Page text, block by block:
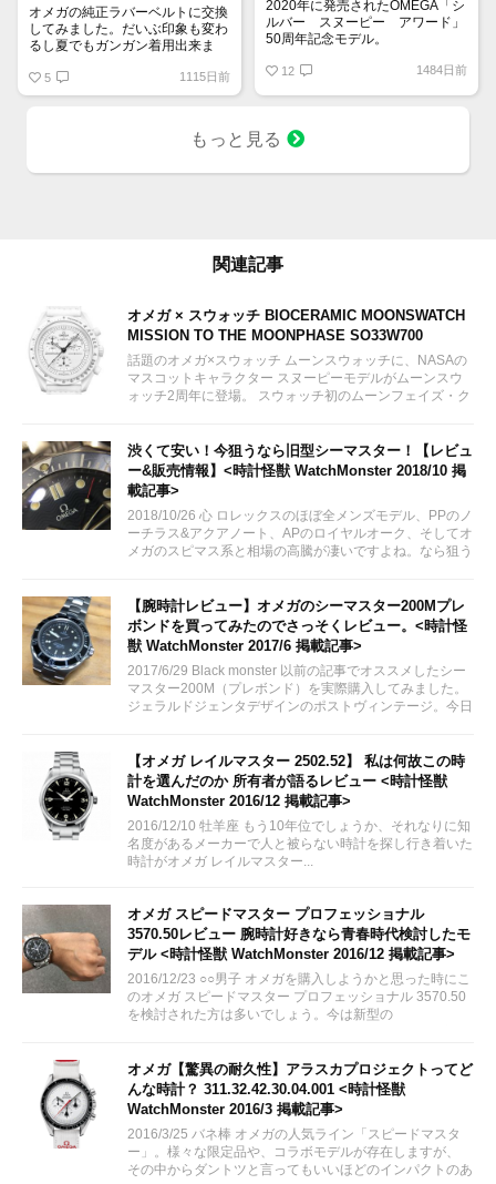
オメガの純正ラバーベルトに交換
してみました。だいぶ印象も変わ
るし夏でもガンガン着用出来ま
5 1115日前
2020年に発売されたOMEGA「シ
ルバー スヌーピー アワード」
50周年記念モデル。
とベゼルやインダイヤルの少し暗
ピーが現れるというユニークなモ
12 1484日前
もっと見る
関連記事
オメガ × スウォッチ BIOCERAMIC MOONSWATCH
MISSION TO THE MOONPHASE SO33W700
話題のオメガ×スウォッチ ムーンスウォッチに、NASAの
マスコットキャラクター スヌーピーモデルがムーンスウ
ォッチ2周年に登場。 スウォッチ初のムーンフェイズ・ク
ではありません。...
渋くて安い！今狙うなら旧型シーマスター！【レビュ
ー&販売情報】<時計怪獣 WatchMonster 2018/10 掲
載記事>
2018/10/26 心 ロレックスのほぼ全メンズモデル、PPのノ
ーチラス&アクアノート、APのロイヤルオーク、そしてオ
メガのスピマス系と相場の高騰が凄いですよね。なら狙う
【腕時計レビュー】オメガのシーマスター200Mプレ
ボンドを買ってみたのでさっそくレビュー。<時計怪
獣 WatchMonster 2017/6 掲載記事>
2017/6/29 Black monster 以前の記事でオススメしたシー
マスター200M（プレボンド）を実際購入してみました。
ジェラルドジェンタデザインのポストヴィンテージ。今日
【オメガ レイルマスター 2502.52】 私は何故この時
計を選んだのか 所有者が語るレビュー <時計怪獣
WatchMonster 2016/12 掲載記事>
2016/12/10 牡羊座 もう10年位でしょうか、それなりに知
名度があるメーカーで人と被らない時計を探し行き着いた
時計がオメガ レイルマスター...
オメガ スピードマスター プロフェッショナル
3570.50レビュー 腕時計好きなら青春時代検討したモ
デル <時計怪獣 WatchMonster 2016/12 掲載記事>
2016/12/23 ○○男子 オメガを購入しようかと思った時にこ
のオメガ スピードマスター プロフェッショナル 3570.50
を検討された方は多いでしょう。今は新型の
オメガ【驚異の耐久性】アラスカプロジェクトってど
んな時計？ 311.32.42.30.04.001 <時計怪獣
WatchMonster 2016/3 掲載記事>
2016/3/25 バネ棒 オメガの人気ライン「スピードマスタ
ー」。様々な限定品や、コラボモデルが存在しますが、
その中からダントツと言ってもいいほどのインパクトのあ